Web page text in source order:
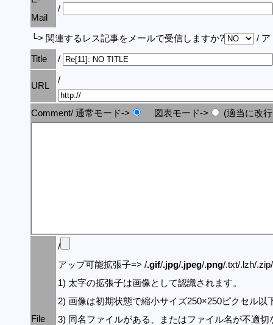
Mail
/
└> 関連するレス記事をメールで受信しますか?
/ ア
Title
/
URL
/
Comment/ 通常モード-> 図表モード-> (適当に改
File
/
アップ可能拡張子=> /.gif/.jpg/.jpeg/.png/.txt/.lzh/
1) 太字の拡張子は画像として認識されます。
2) 画像は初期状態で縮小サイズ250×250ピクセル以
3) 同名ファイルがある、またはファイル名が不適切